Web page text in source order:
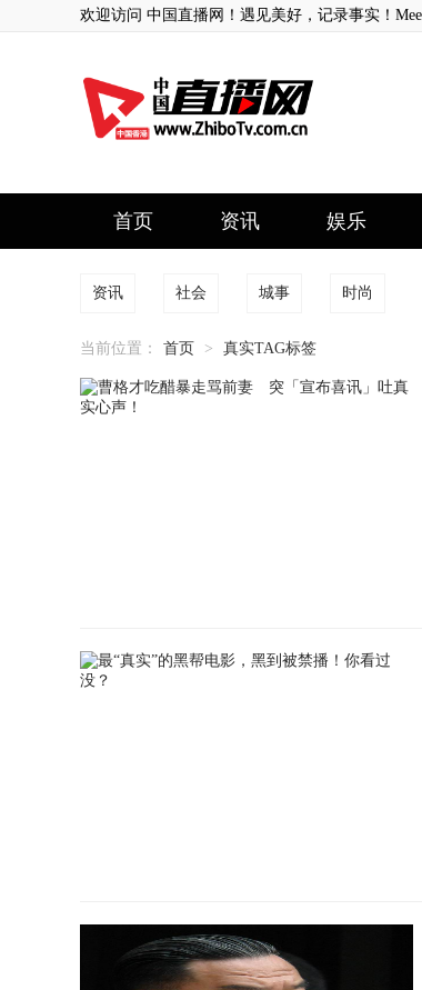
欢迎访问 中国直播网！遇见美好，记录事实！
首页 资讯 娱乐
资讯 社会 城事 时尚
当前位置： 首页 > 真实TAG标签